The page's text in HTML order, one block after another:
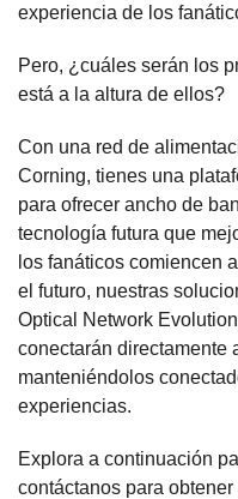
experiencia de los
Pero, ¿cuáles serán los
está a la altura de ellos?
Con una red de
Corning, tienes una
para ofrecer ancho de
tecnología futura que
los fanáticos comiencen
el futuro, nuestras
Optical Network
conectarán directamente
manteniéndolos
experiencias.
Explora a continuación
contáctanos para